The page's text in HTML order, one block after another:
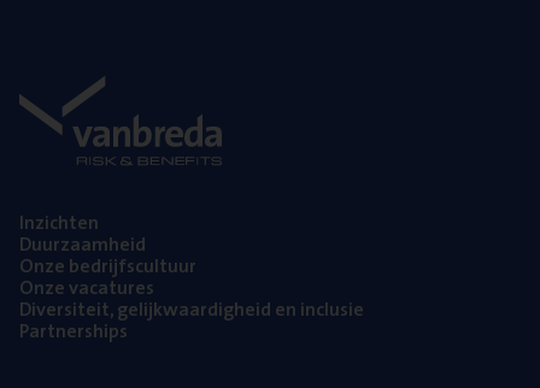
Inzich­ten
Duur­zaam­heid
Onze bedrijfs­cul­tuur
Onze vaca­tu­res
Diver­si­teit, gelijk­waar­dig­heid en inclusie
Part­ner­ships